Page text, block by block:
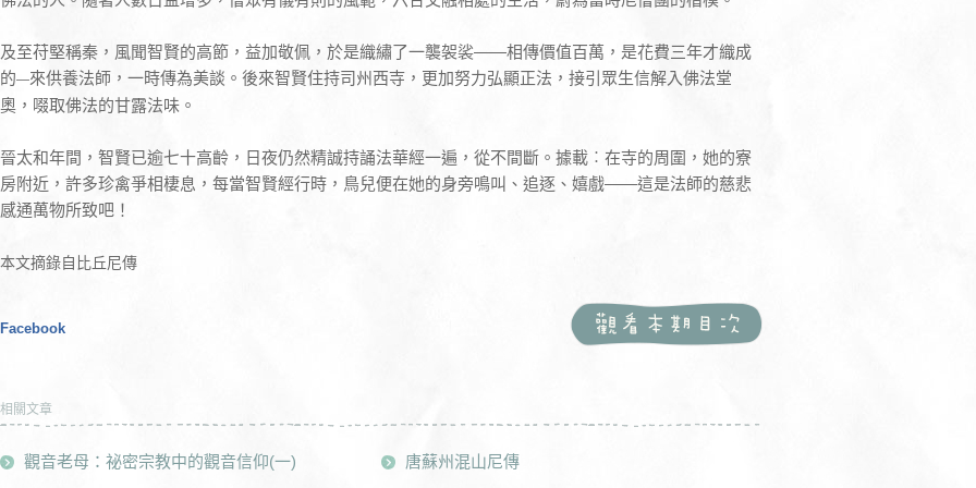
及至苻堅稱秦，風聞智賢的高節，益加敬佩，於是織繡了一襲袈裟——相傳價值百萬，是花費三年才織成
的—來供養法師，一時傳為美談。後來智賢住持司州西寺，更加努力弘顯正法，接引眾生信解入佛法堂
奧，啜取佛法的甘露法味。
晉太和年間，智賢已逾七十高齡，日夜仍然精誠持誦法華經一遍，從不間斷。據載︰在寺的周圍，她的寮
房附近，許多珍禽爭相棲息，每當智賢經行時，鳥兒便在她的身旁鳴叫、追逐、嬉戲——這是法師的慈悲
感通萬物所致吧！
本文摘錄自比丘尼傳
Facebook
相關文章
觀音老母：祕密宗教中的觀音信仰(一) 唐蘇州混山尼傳